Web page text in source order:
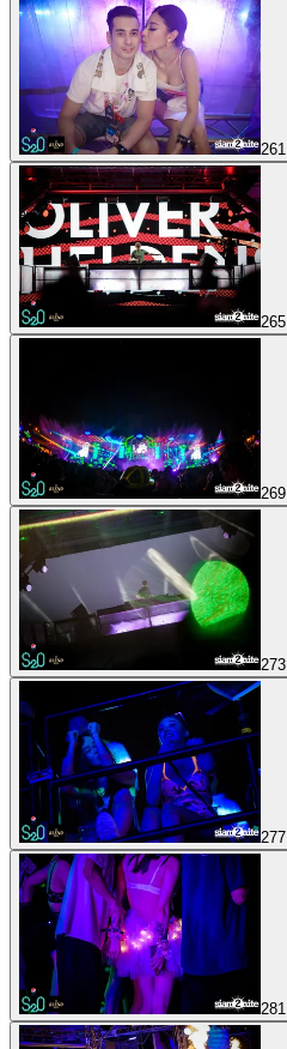
261
265
269
273
277
281